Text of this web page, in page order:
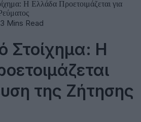
Η Ελλάδα Προετοιμάζεται για
3 Mins Read
Στοίχημα: Η
της Ζήτησης